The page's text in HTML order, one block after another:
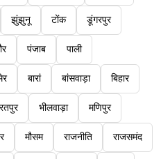
झुंझुनू टोंक डूंगरपुर
पंजाब पाली
बारां बांसवाड़ा बिहार
भीलवाड़ा मणिपुर
मौसम राजनीति राजसमंद